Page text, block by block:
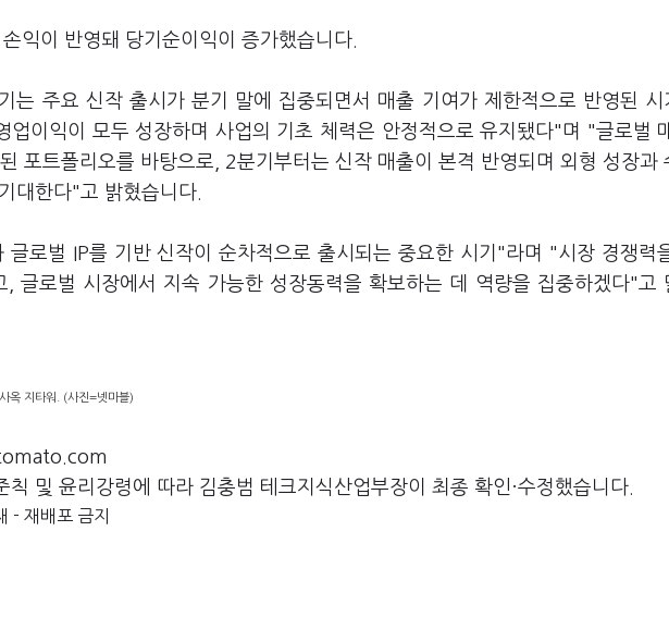
익이 반영돼 당기순이익이 증가했습니다.
는 주요 신작 출시가 분기 말에 집중되면서 매출 기여가 제한적으로 반영된 시
업이익이 모두 성장하며 사업의 기초 체력은 안정적으로 유지됐다"며 "글로벌
포트폴리오를 바탕으로, 2분기부터는 신작 매출이 본격 반영되며 외형 성장과
대한다"고 밝혔습니다.
글로벌 IP를 기반 신작이 순차적으로 출시되는 중요한 시기"라며 "시장 경쟁력
, 글로벌 시장에서 지속 가능한 성장동력을 확보하는 데 역량을 집중하겠다"고
옥 지타워. (사진=넷마블)
칙 및 윤리강령에 따라 김충범 테크지식산업부장이 최종 확인·수정했습니다.
- 재배포 금지